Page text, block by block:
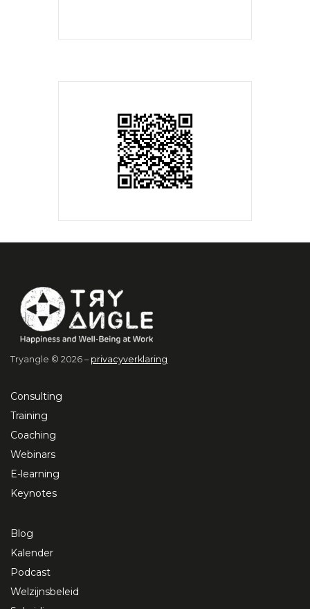
Tryangle © 2026 – privacyverklaring
Consulting
Training
Coaching
Webinars
E-learning
Keynotes
Blog
Kalender
Podcast
Welzijnsbeleid